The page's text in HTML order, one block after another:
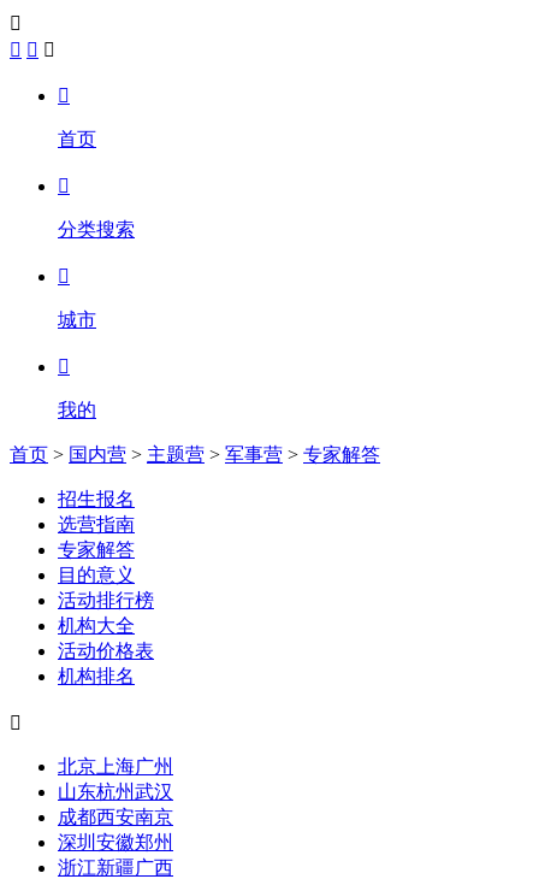

  

首页

分类搜索

城市

我的
首页 > 国内营 > 主题营 > 军事营 > 专家解答
招生报名
选营指南
专家解答
目的意义
活动排行榜
机构大全
活动价格表
机构排名

北京 上海广州
山东杭州武汉
成都西安南京
深圳 安徽郑州
浙江新疆广西